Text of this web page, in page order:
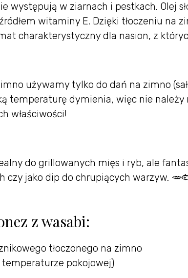
występują w ziarnach i pestkach. Olej
witaminy E. Dzięki tłoczeniu na
charakterystyczny dla nasion, z
używamy tylko do dań na zimno
temperaturę dymienia, więc nie należy
właściwości!
do grillowanych mięs i ryb, ale
czy jako dip do chrupiących warzyw.
z wasabi:
tłoczonego na zimno
temperaturze pokojowej)